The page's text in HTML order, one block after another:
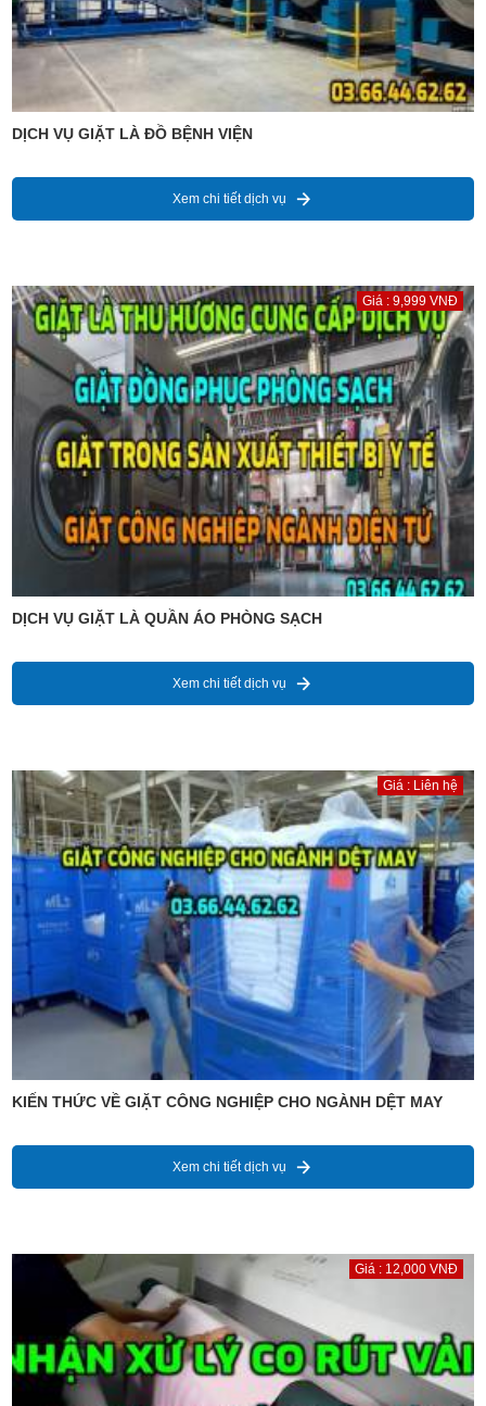
DỊCH VỤ GIẶT LÀ ĐỒ BỆNH VIỆN
Xem chi tiết dịch vụ
Giá : 9,999 VNĐ
DỊCH VỤ GIẶT LÀ QUẦN ÁO PHÒNG SẠCH
Xem chi tiết dịch vụ
Giá : Liên hệ
KIẾN THỨC VỀ GIẶT CÔNG NGHIỆP CHO NGÀNH DỆT MAY
Xem chi tiết dịch vụ
Giá : 12,000 VNĐ